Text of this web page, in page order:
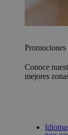
Conoce
mejores